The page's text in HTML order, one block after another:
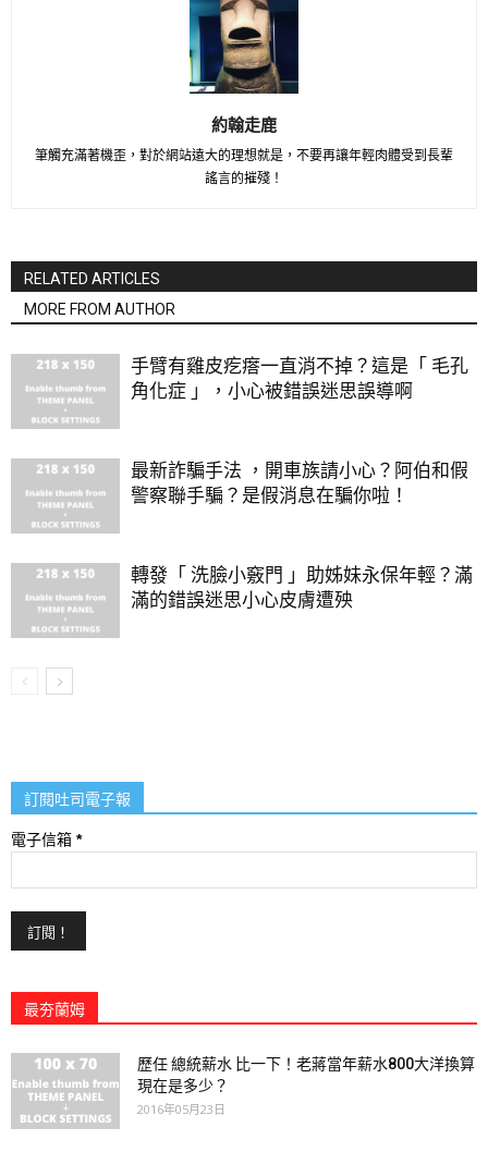
約翰走鹿
筆觸充滿著機歪，對於網站遠大的理想就是，不要再讓年輕肉體受到長輩
謠言的摧殘！
RELATED ARTICLES
MORE FROM AUTHOR
手臂有雞皮疙瘩一直消不掉？這是「 毛孔
角化症 」，小心被錯誤迷思誤導啊
最新詐騙手法 ，開車族請小心？阿伯和假
警察聯手騙？是假消息在騙你啦！
轉發「 洗臉小竅門 」助姊妹永保年輕？滿
滿的錯誤迷思小心皮膚遭殃
訂閱吐司電子報
電子信箱 *
最夯蘭姆
歷任 總統薪水 比一下！老蔣當年薪水800大洋換算
現在是多少？
2016年05月23日